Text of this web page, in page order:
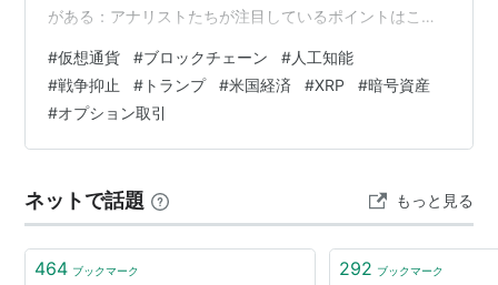
がある：アナリストたちが注目しているポイントはこち
Hits the Market: Here’s What Analysts Are Watching）
トランプの経済ビジョン：2026年がアメリカ市場をどう
再形成し得るのか（Trump’s Economic Vision: How…
#仮想通貨 #ブロックチェーン #人工知能
#戦争抑止 # トランプ #米国経済 #XRP #暗号資産
#オプション取引
ネットで話題 もっと見る
464 ブックマーク 292 ブックマーク